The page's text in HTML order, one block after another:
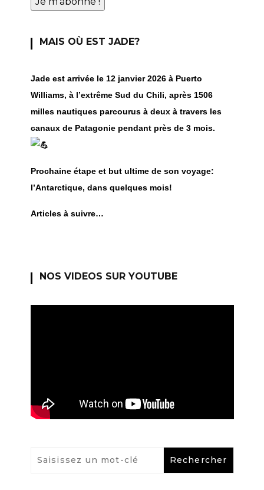
MAIS OÙ EST JADE?
Jade est arrivée le 12 janvier 2026 à Puerto
Williams, à l’extrême Sud du Chili, après 1506
milles nautiques parcourus à deux à travers les
canaux de Patagonie pendant près de 3 mois.
Prochaine étape et but ultime de son voyage:
l’Antarctique, dans quelques mois!
Articles à suivre…
NOS VIDEOS SUR YOUTUBE